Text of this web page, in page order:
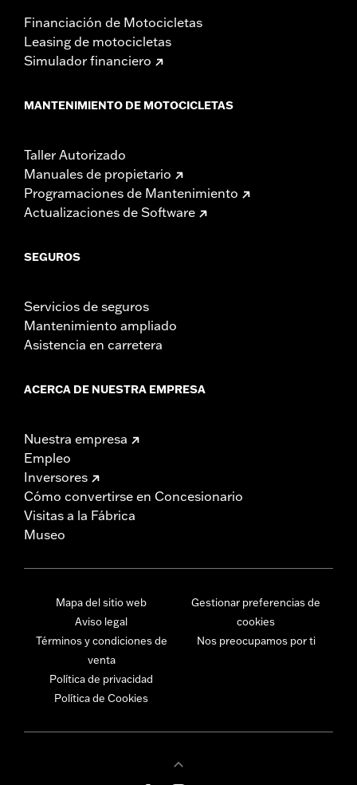
Financiación de Motocicletas
Leasing de motocicletas
Simulador financiero
MANTENIMIENTO DE MOTOCICLETAS
Taller Autorizado
Manuales de propietario
Programaciones de Mantenimiento
Actualizaciones de Software
SEGUROS
Servicios de seguros
Mantenimiento ampliado
Asistencia en carretera
ACERCA DE NUESTRA EMPRESA
Nuestra empresa
Empleo
Inversores
Cómo convertirse en Concesionario
Visitas a la Fábrica
Museo
Mapa del sitio web
Aviso legal
Términos y condiciones de
venta
Política de privacidad
Política de Cookies
Gestionar preferencias de
cookies
Nos preocupamos por ti